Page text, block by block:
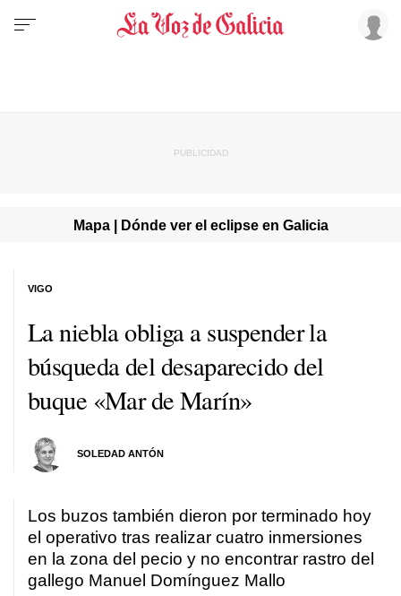
Mapa | Dónde ver el eclipse en Galicia
La niebla obliga a suspender la
búsqueda del desaparecido del
buque «Mar de Marín»
SOLEDAD ANTÓN
VIGO
Los buzos también dieron por terminado hoy
el operativo tras realizar cuatro inmersiones
en la zona del pecio y no encontrar rastro del
gallego Manuel Domínguez Mallo